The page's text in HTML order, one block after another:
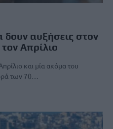
δουν αυξήσεις στον
Απρίλιο
και μία ακόμα του
των 70…